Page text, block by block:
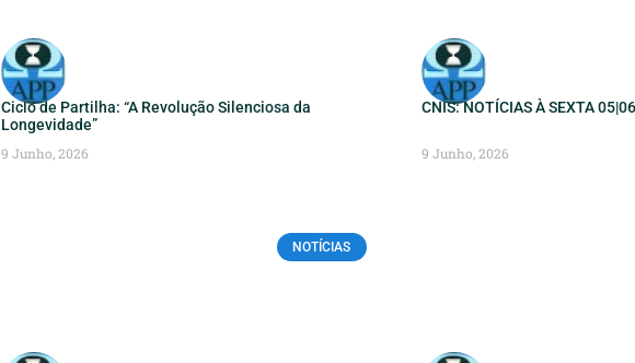
Ciclo de Partilha: “A Revolução Silenciosa da
Longevidade”
9 Junho, 2026
CNIS: NOTÍCIAS À SEXTA
9 Junho, 2026
NOTÍCIAS